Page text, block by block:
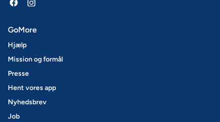
GoMore
Hjælp
Mission og formål
Presse
Hent vores app
Nyhedsbrev
Job